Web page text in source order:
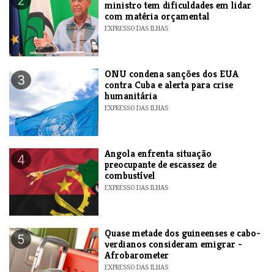
ministro tem dificuldades em lidar
com matéria orçamental
EXPRESSO DAS ILHAS
3
ONU condena sanções dos EUA
contra Cuba e alerta para crise
humanitária
EXPRESSO DAS ILHAS
4
Angola enfrenta situação
preocupante de escassez de
combustível
EXPRESSO DAS ILHAS
5
Quase metade dos guineenses e cabo-
verdianos consideram emigrar -
Afrobarometer
EXPRESSO DAS ILHAS